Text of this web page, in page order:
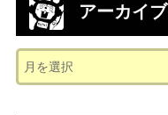
アーカイブ